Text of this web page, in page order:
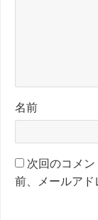
名前
次回のコメ
前、メールアド